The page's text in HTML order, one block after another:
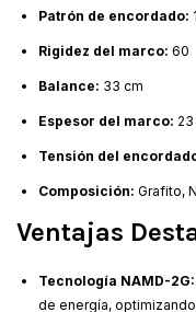
Patrón de encordado:
Rigidez del marco: 60
Balance: 33 cm
Espesor del marco:
Tensión del
Composición: Grafito,
Ventajas
Tecnología NAMD-2G:
de energía,